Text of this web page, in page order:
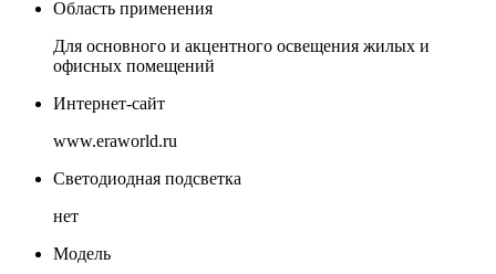
Область применения
Для основного и акцентного освещения жилых и
офисных помещений
Интернет-сайт
www.eraworld.ru
Светодиодная подсветка
нет
Модель